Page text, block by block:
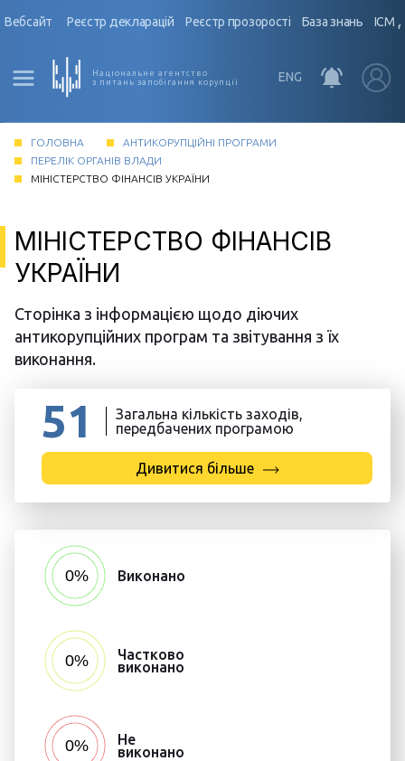
Вебсайт Реєстр декларацій Реєстр прозорості База знань ІСМ
Національне агентство
з питань запобігання корупції
ENG
ГОЛОВНА
АНТИКОРУПЦІЙНІ ПРОГРАМИ
ПЕРЕЛІК ОРГАНІВ ВЛАДИ
МІНІСТЕРСТВО ФІНАНСІВ УКРАЇНИ
МІНІСТЕРСТВО ФІНАНСІВ
УКРАЇНИ
Сторінка з інформацією щодо діючих
антикорупційних програм та звітування з їх
виконання.
51
Загальна кількість заходів,
передбачених програмою
Дивитися більше
Виконано
Частково
виконано
Не
виконано